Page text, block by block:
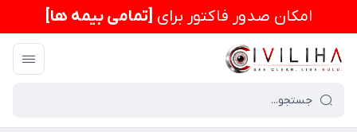
امكان صدور فاکتور برای [تمامی بیمه ها]